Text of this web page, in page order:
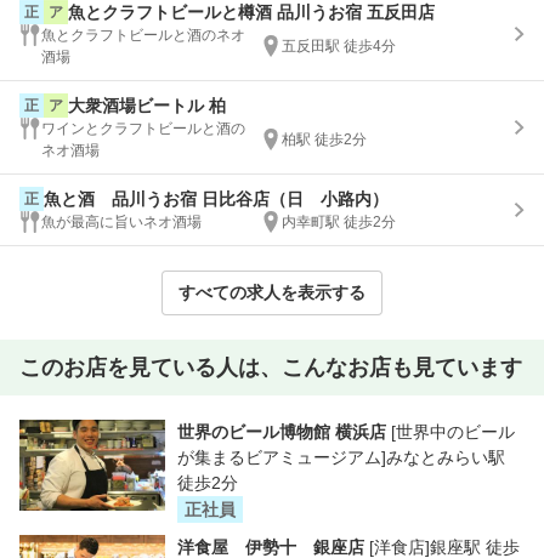
正 ア 魚とクラフトビールと樽酒 品川うお宿 五反田店
魚とクラフトビールと酒のネオ
酒場
五反田駅 徒歩4分
正 ア 大衆酒場ビートル 柏
ワインとクラフトビールと酒の
ネオ酒場
柏駅 徒歩2分
正 魚と酒 品川うお宿 日比谷店（日ゞ小路内）
魚が最高に旨いネオ酒場 内幸町駅 徒歩2分
すべての求人を表示する
このお店を見ている人は、こんなお店も見ています
世界のビール博物館 横浜店 [世界中のビール
が集まるビアミュージアム]みなとみらい駅
徒歩2分
正社員
洋食屋 伊勢十 銀座店 [洋食店]銀座駅 徒歩